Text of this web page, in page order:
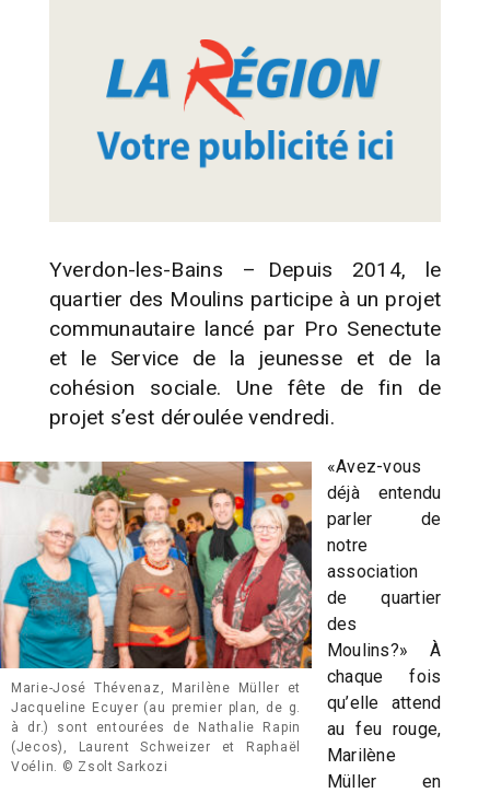
Yverdon-les-Bains – Depuis 2014, le
quartier des Moulins participe à un projet
communautaire lancé par Pro Senectute
et le Service de la jeunesse et de la
cohésion sociale. Une fête de fin de
projet s’est déroulée vendredi.
Marie-José Thévenaz, Marilène Müller et
Jacqueline Ecuyer (au premier plan, de g.
à dr.) sont entourées de Nathalie Rapin
(Jecos), Laurent Schweizer et Raphaël
Voélin. © Zsolt Sarkozi
«Avez-vous
déjà entendu
parler de
notre
association
de quartier
des
Moulins?» À
chaque fois
qu’elle attend
au feu rouge,
Marilène
Müller en